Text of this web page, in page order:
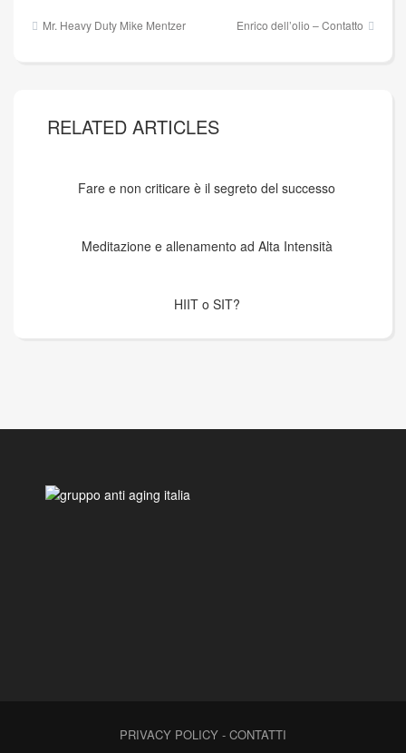
Navigazione
Mr. Heavy Duty Mike Mentzer Enrico dell’olio – Contatto
RELATED ARTICLES
Fare e non criticare è il segreto del successo
Meditazione e allenamento ad Alta Intensità
HIIT o SIT?
PRIVACY POLICY - CONTATTI